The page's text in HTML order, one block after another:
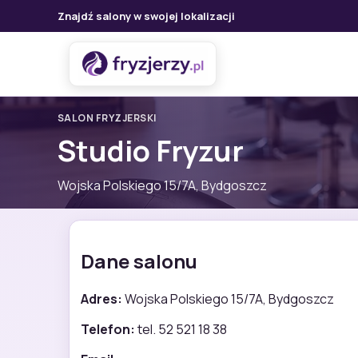
Znajdź salony w swojej lokalizacji
SALON FRYZJERSKI
Studio Fryzur
Wojska Polskiego 15/7A, Bydgoszcz
Dane salonu
Adres: Wojska Polskiego 15/7A, Bydgoszcz
Telefon: tel. 52 521 18 38